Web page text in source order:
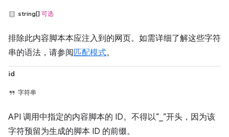
string[] 可选
排除此内容脚本本应注入到的网页。如需详细了解这些字符
串的语法，请参阅匹配模式。
id
字符串
API 调用中指定的内容脚本的 ID。不得以“_”开头，因为该
字符预留为生成的脚本 ID 的前缀。